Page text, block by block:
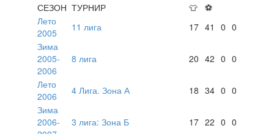
СЕЗОН ТУРНИР 👕 ⚽
Лето
2005
11 лига 17 41 0 0
Зима
2005-
2006
8 лига 20 42 0 0
Лето
2006
4 Лига. Зона А 18 34 0 0
Зима
2006-
3 лига: Зона Б 17 22 0 0